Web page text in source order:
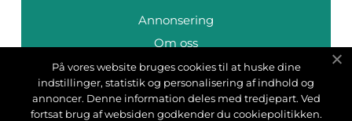
Annonsering
Om oss
Cookies
Kontakta oss
Sitemap
På vores website bruges cookies til at huske dine
indstillinger, statistik og personalisering af indhold og
annoncer. Denne information deles med tredjepart. Ved
fortsat brug af websiden godkender du cookiepolitikken.